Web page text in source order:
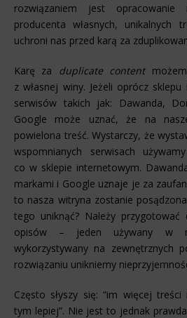
rozwiązaniem jest
producenta własnych, unikalnych
uchroni nas przed karą za
Karę za duplicate content
z własnej winy. Jeżeli oprócz
serwisów takich jak: Dawanda,
Google może uznać, że na
powielona treść. Wystarczy, że
wspomnianych serwisach
co w sklepie internetowym.
markami i Google uznaje je za
to nasza witryna zostanie
tego uniknąć? Należy przygotować
opisów – jeden używany w
wykorzystywany na zewnętrznych
rozwiązaniu unikniemy
Często słyszy się: “im więcej
tym lepiej”. Nie jest to jednak